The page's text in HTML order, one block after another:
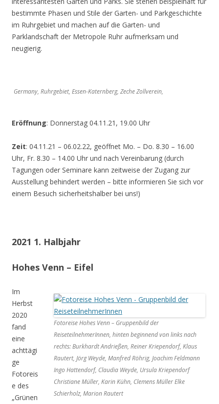
bestimmte Phasen und Stile der Garten- und Parkgeschichte
im Ruhrgebiet und machen auf die Garten- und
Parklandschaft der Metropole Ruhr aufmerksam und
neugierig.
Germany, Ruhrgebiet, Essen-Katernberg, Zeche Zollverein,
Eröffnung: Donnerstag 04.11.21, 19.00 Uhr
Zeit: 04.11.21 – 06.02.22, geöffnet Mo. – Do. 8.30 – 16.00
Uhr, Fr. 8.30 – 14.00 Uhr und nach Vereinbarung (durch
Tagungen oder Seminare kann zeitweise der Zugang zur
Ausstellung behindert werden – bitte informieren Sie sich vor
einem Besuch sicherheitshalber bei uns!)
2021 1. Halbjahr
Hohes Venn – Eifel
Fotoreise Hohes Venn – Gruppenbild der
ReiseteilnehmerInnen, hinten beginnend von links nach
rechts: Burkhardt Andrießen, Reiner Kriependorf, Klaus
Rautert, Jörg Weyde, Manfred Röhrig, Joachim Feldmann
Ingo Hattendorf, Claudia Weyde, Ursula Kriependorf
Christiane Müller, Karin Kühn, Clemens Müller Elke
Schierholz, Marion Rautert
Im
Herbst
2020
fand
eine
achttägi
ge
Fotoreis
e des
„Grünen